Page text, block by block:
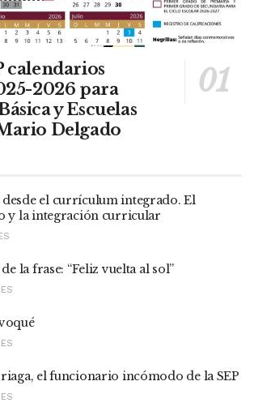
calendarios
2026 para
y Escuelas
Delgado
desde el currículum integrado. El
y la integración curricular
la frase: “Feliz vuelta al sol”
el funcionario incómodo de la SEP